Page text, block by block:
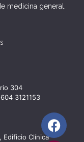
medicina general.
304
3121153
Edificio Clínica